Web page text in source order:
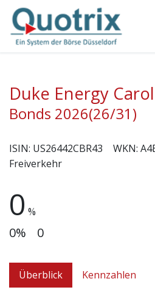
Duke Energy
Bonds 2026(26/31)
ISIN: US26442CBR43 WKN:
Freiverkehr
0 %
0% 0
Überblick Kennzahlen